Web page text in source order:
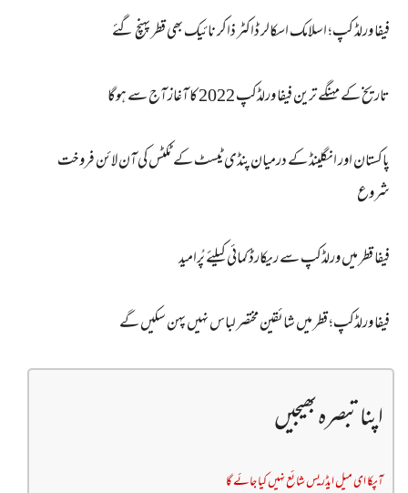
فیفا ورلڈ کپ؛ اسلامک اسکالر ڈاکٹر ذاکر نائیک بھی قطر پہنچ گئے
تاریخ کے مہنگے ترین فیفا ورلڈکپ 2022 کا آغاز آج سے ہوگا
پاکستان اور انگلینڈ کے درمیان پنڈی ٹیسٹ کے ٹکٹس کی آن لائن فروخت
شروع
فیفا قطر میں ورلڈکپ سے ریکارڈ کمائی کیلئے پُرامید
فیفا ورلڈکپ؛ قطر میں شائقین مختصر لباس نہیں پہن سکیں گے
اپنا تبصرہ بھیجیں
آپکا ای میل ایڈریس شائع نہیں کیا جائے گا